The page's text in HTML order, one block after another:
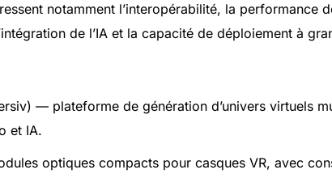
notamment l’interopérabilité, la performance
de l’IA et la capacité de déploiement à
— plateforme de génération d’univers virtuels
et IA.
optiques compacts pour casques VR, avec